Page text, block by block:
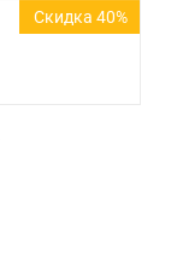
Скидка 40%